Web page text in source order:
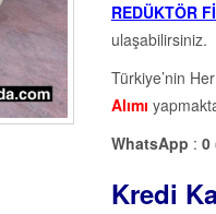
REDÜKTÖR
ulaşabilirsiniz.
Türkiye’nin
Alımı
WhatsApp : 0
Kredi